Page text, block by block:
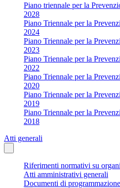
Piano triennale per la
2028
Piano Triennale per la
2024
Piano Triennale per la
2023
Piano Triennale per la
2022
Piano Triennale per la
2020
Piano Triennale per la
2019
Piano Triennale per la
2018
Atti generali
Riferimenti normativi su
Atti amministrativi generali
Documenti di